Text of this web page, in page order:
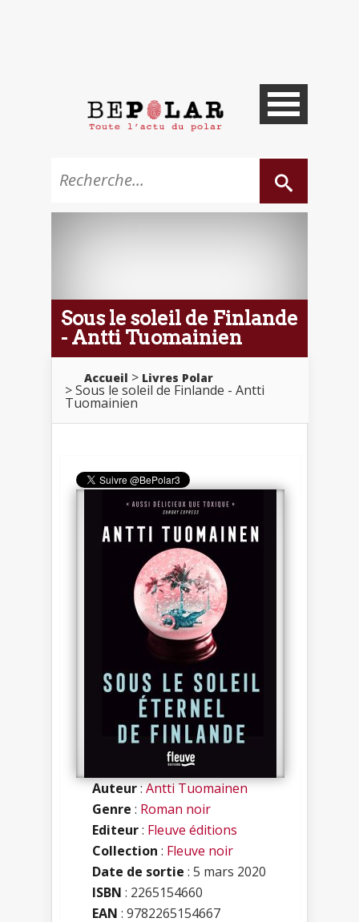
Sous le soleil de Finlande
- Antti Tuomainien
Accueil Livres Polar
Sous le soleil de Finlande - Antti
Tuomainien
Auteur:Antti Tuomainen
Genre : Roman noir
Editeur: Fleuve éditions
Collection : Fleuve noir
Date de sortie : 5 mars 2020
ISBN : 2265154660
EAN : 9782265154667